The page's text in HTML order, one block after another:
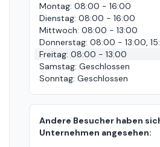
Montag: 08:00 - 16:00
Dienstag: 08:00 - 16:00
Mittwoch: 08:00 - 13:00
Donnerstag: 08:00 - 13:00,
Freitag: 08:00 - 13:00
Samstag: Geschlossen
Sonntag: Geschlossen
Andere Besucher haben
Unternehmen angesehen: